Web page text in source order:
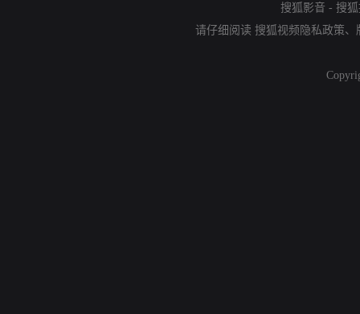
搜狐影音 - 搜
请仔细阅读 搜狐视频隐私政策、